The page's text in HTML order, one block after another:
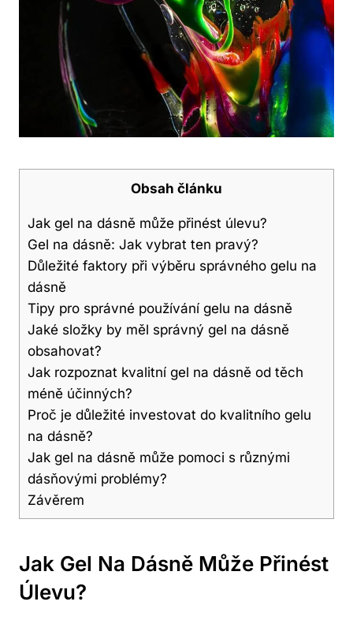
Obsah článku
Jak gel na dásně může přinést úlevu?
Gel na dásně: Jak vybrat ten pravý?
Důležité faktory při výběru správného gelu na
dásně
Tipy pro správné používání gelu na dásně
Jaké složky by měl správný gel na dásně
obsahovat?
Jak rozpoznat kvalitní gel na dásně od těch
méně účinných?
Proč je důležité investovat do kvalitního gelu
na dásně?
Jak gel na dásně může pomoci s různými
dásňovými problémy?
Závěrem
Jak Gel Na Dásně Může Přinést
Úlevu?